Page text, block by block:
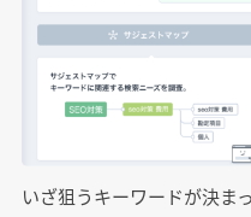
いざ狙うキーワードが決ま